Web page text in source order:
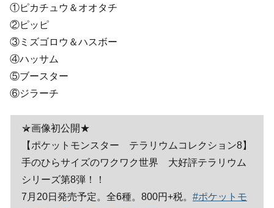
①ピカチュウ＆オオタチ
②ピッピ
③ミズゴロウ＆ハスボー
④ハッサム
⑤ブースター
⑥ジラーチ
★画像初公開★
【ポケットモンスター テラリウムコレクション8】
手のひらサイズのワクワク世界 大好評テラリウム
シリーズ第8弾！！
7月20日発売予定。全6種。800円+税。 #ポケットモ